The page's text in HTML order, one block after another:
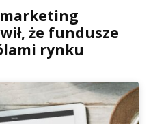
że fundusze
rynku